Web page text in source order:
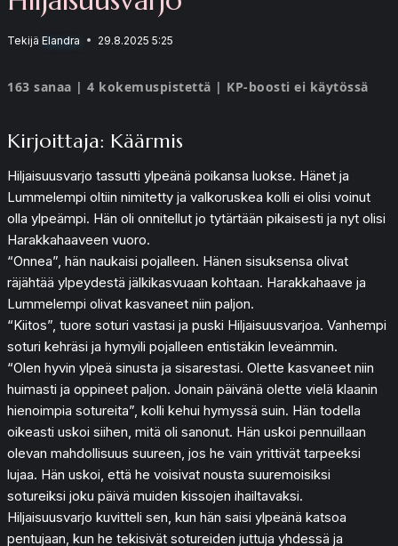
Tekijä Elandra 29.8.2025 5:25
163 sanaa | 4 kokemuspistettä | KP-boosti ei käytössä
Kirjoittaja: Käärmis
Hiljaisuusvarjo tassutti ylpeänä poikansa luokse. Hänet ja
Lummelempi oltiin nimitetty ja valkoruskea kolli ei olisi voinut
olla ylpeämpi. Hän oli onnitellut jo tytärtään pikaisesti ja nyt olisi
Harakkahaaveen vuoro.
“Onnea”, hän naukaisi pojalleen. Hänen sisuksensa olivat
räjähtää ylpeydestä jälkikasvuaan kohtaan. Harakkahaave ja
Lummelempi olivat kasvaneet niin paljon.
“Kiitos”, tuore soturi vastasi ja puski Hiljaisuusvarjoa. Vanhempi
soturi kehräsi ja hymyili pojalleen entistäkin leveämmin.
“Olen hyvin ylpeä sinusta ja sisarestasi. Olette kasvaneet niin
huimasti ja oppineet paljon. Jonain päivänä olette vielä klaanin
hienoimpia sotureita”, kolli kehui hymyssä suin. Hän todella
oikeasti uskoi siihen, mitä oli sanonut. Hän uskoi pennuillaan
olevan mahdollisuus suureen, jos he vain yrittivät tarpeeksi
lujaa. Hän uskoi, että he voisivat nousta suuremoisiksi
sotureiksi joku päivä muiden kissojen ihailtavaksi.
Hiljaisuusvarjo kuvitteli sen, kun hän saisi ylpeänä katsoa
pentujaan, kun he tekisivät sotureiden juttuja yhdessä ja